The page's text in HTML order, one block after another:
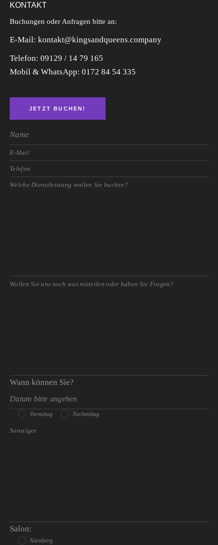
KONTAKT
Buchungen oder Anfragen bitte an:
E-Mail: kontakt@kingsandqueens.company
Telefon: 09129 / 14 79 165
Mobil & WhatsApp: 0172 84 54 335
JETZT BUCHEN!
Wann können Sie?
Vormittag Nachmittag
Salon:
Nürnberg